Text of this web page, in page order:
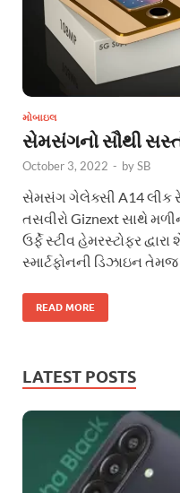
મોબાઇલ
સેમસંગનો સૌથી
October 3, 2022 - bySB
સેમસંગ ગેલેક્સી A14 લીક
તસવીરો Giznext સાથે
ઉર્ફે સ્ટીવ હેમરસ્ટોફર
સ્માર્ટફોનની ડિઝાઇન
READ MORE
LATEST POSTS